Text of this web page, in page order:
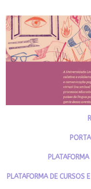
PLATAFORMA DE CURSOS